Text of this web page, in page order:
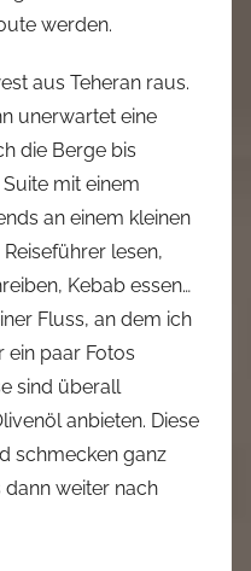
werden.
aus Teheran raus.
unerwartet eine
die Berge bis
mit einem
an einem kleinen
lesen,
Kebab essen…
Fluss, an dem ich
ein paar Fotos
sind überall
anbieten. Diese
schmecken ganz
weiter nach